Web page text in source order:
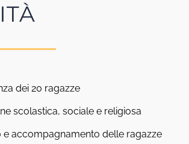
dei 20 ragazze
scolastica, sociale e religiosa
e accompagnamento delle ragazze